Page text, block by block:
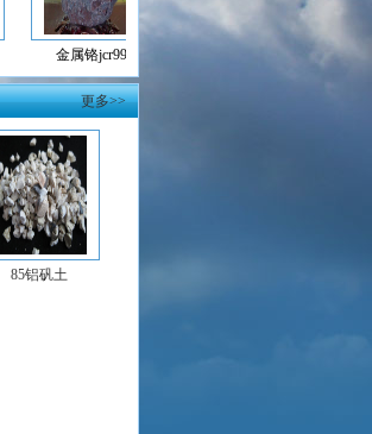
金属铬jcr99 85铝
更多>>
85铝矾土